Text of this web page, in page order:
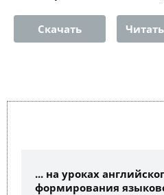
Скачать
... на уроках
формирования